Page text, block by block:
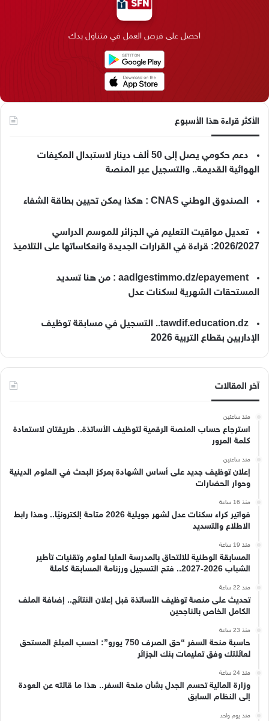
ن
ر
ا
م
م
k
احصل على فرص العمل في متناول يدك
الأكثر قراءة هذا الأسبوع
دعم حكومي يصل إلى 50 ألف دينار لاستبدال المكيفات
الهوائية القديمة.. والتسجيل عبر المنصة
الصندوق الوطني CNAS : هكذا يمكن تحيين بطاقة الشفاء
تعديل مواقيت التعليم في الجزائر للموسم الدراسي
2026/2027: قراءة في القرارات الجديدة وانعكاساتها على التلاميذ
aadlgestimmo.dz/epayement : من هنا تسديد
المستحقات الشهرية لسكنات عدل
tawdif.education.dz.. التسجيل في مسابقة توظيف
الإداريين بقطاع التربية 2026
آخر المقالات
منذ ساعتين
استرجاع حساب المنصة الرقمية لتوظيف الأساتذة.. طريقتان لاستعادة
كلمة المرور
منذ ساعتين
إعلان توظيف جديد على أساس الشهادة بمركز البحث في العلوم الدينية
وحوار الحضارات
منذ 16 ساعة
فواتير كراء سكنات عدل لشهر جويلية 2026 متاحة إلكترونيًا.. وهذا رابط
الاطلاع والتسديد
منذ 19 ساعة
المسابقة الوطنية للالتحاق بالمدرسة العليا لعلوم وتقنيات تأطير
الشباب 2026-2027.. فتح التسجيل ورزنامة المسابقة كاملة
منذ 22 ساعة
تحديث على منصة توظيف الأساتذة قبل إعلان النتائج.. إضافة الملف
الكامل الخاص بالناجحين
منذ 23 ساعة
حاسبة منحة السفر “حق الصرف 750 يورو”: احسب المبلغ المستحق
لعائلتك وفق تعليمات بنك الجزائر
منذ 24 ساعة
وزارة المالية تحسم الجدل بشأن منحة السفر.. هذا ما قالته عن العودة
إلى النظام السابق
منذ يوم واحد